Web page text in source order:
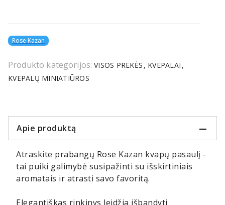
Rose Kazan
Produkto kategorijos: VISOS PREKĖS KVEPALAI
KVEPALŲ MINIATIŪROS
Apie produktą
Atraskite prabangų Rose Kazan kvapų pasaulį -
tai puiki galimybė susipažinti su išskirtiniais
aromatais ir atrasti savo favoritą.
Elegantiškas rinkinys leidžia išbandyti